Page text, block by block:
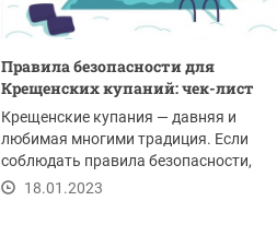
Правила безопасности для
Крещенских купаний: чек-лист
Крещенские купания — давняя и
любимая многими традиция. Если
соблюдать правила безопасности,
купание в проруби...
18.01.2023